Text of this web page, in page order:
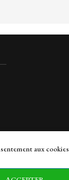
aux cookies